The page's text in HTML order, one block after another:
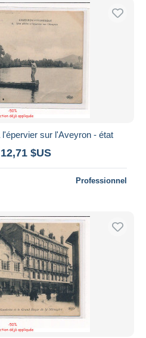
sur l'Aveyron - état
$US
Professionnel